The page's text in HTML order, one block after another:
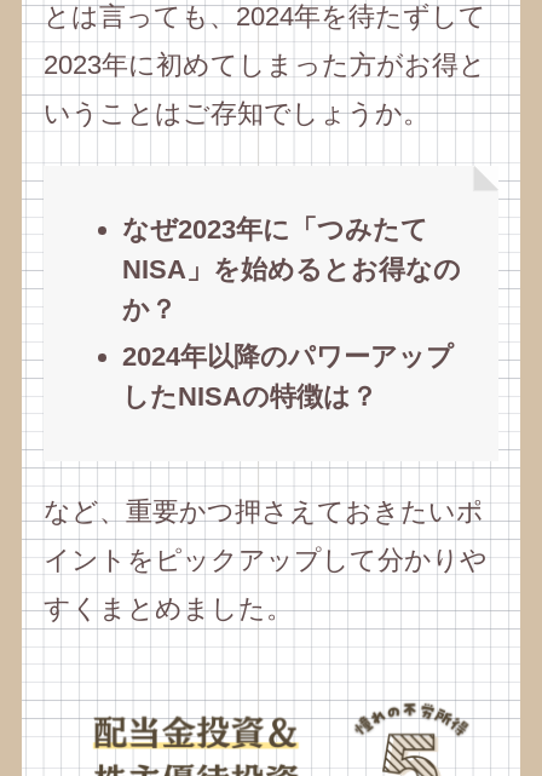
とは言っても、2024年を待たずして
2023年に初めてしまった方がお得と
いうことはご存知でしょうか。
なぜ2023年に「つみたて
NISA」を始めるとお得なの
か？
2024年以降のパワーアップ
したNISAの特徴は？
など、重要かつ押さえておきたいポ
イントをピックアップして分かりや
すくまとめました。